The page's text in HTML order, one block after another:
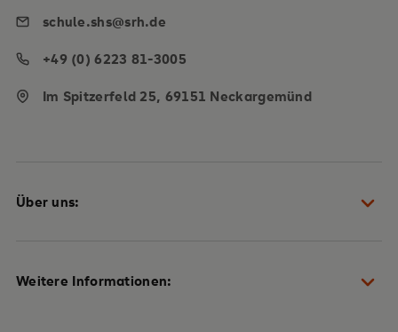
Über uns:
Weitere Informationen:
schule.shs@srh.de
+49 (0) 6223 81-3005
Im Spitzerfeld 25, 69151 Neckargemünd